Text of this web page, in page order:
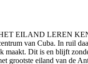
EILAND LEREN
van Cuba. In ruil
maakt. Dit is en blijft
grootste eiland van de